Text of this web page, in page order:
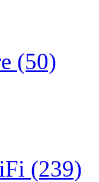
(50)
(239)